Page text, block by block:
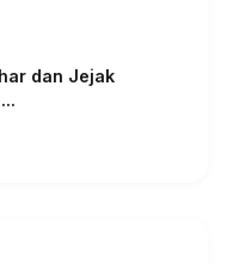
dan Jejak